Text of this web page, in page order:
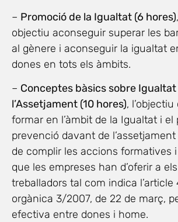
– Promoció de la Igualtat (6 hores)
objectiu aconseguir superar les
al gènere i aconseguir la igualtat
dones en tots els àmbits.
– Conceptes bàsics sobre
l’Assetjament (10 hores),
formar en l’àmbit de la Igualtat i el
prevenció davant de
de complir les accions formatives
que les empreses han d’oferir a
treballadors tal com indica l’article
orgànica 3/2007, de 22 de març,
efectiva entre dones i home.